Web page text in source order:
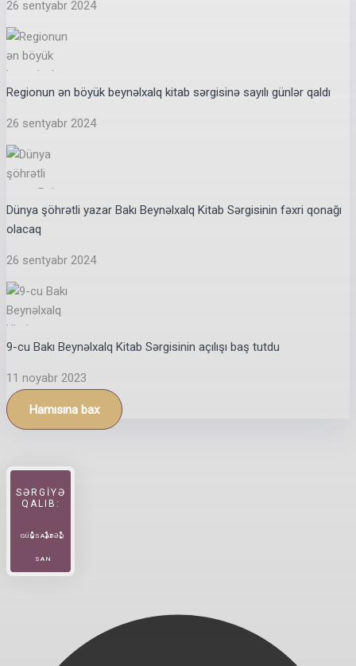
26 sentyabr 2024
Regionun ən böyük beynəlxalq kitab sərgisinə sayılı günlər qaldı
26 sentyabr 2024
Dünya şöhrətli yazar Bakı Beynəlxalq Kitab Sərgisinin fəxri qonağı
olacaq
26 sentyabr 2024
9-cu Bakı Beynəlxalq Kitab Sərgisinin açılışı baş tutdu
11 noyabr 2023
Hamısına bax
SƏRGİYƏ
QALIB:
GÜN SAATDƏQ
SAN